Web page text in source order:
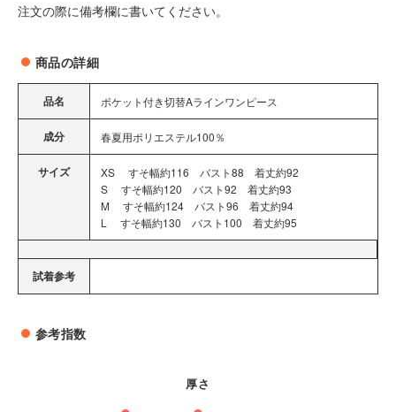
注文の際に備考欄に書いてください。
商品の詳細
品名 ポケット付き切替Aラインワンピース
成分 春夏用ポリエステル100％
サイズ
XS すそ幅約116 バスト88 着丈約92
S すそ幅約120 バスト92 着丈約93
M すそ幅約124 バスト96 着丈約94
L すそ幅約130 バスト100 着丈約95
試着参考
参考指数
厚さ